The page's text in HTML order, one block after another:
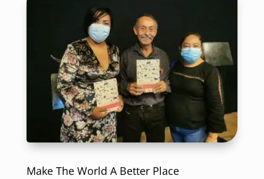
Make The World A Better Place